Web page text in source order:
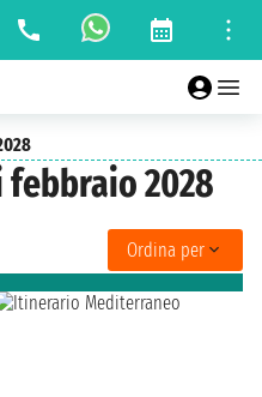
2028
Ordina per